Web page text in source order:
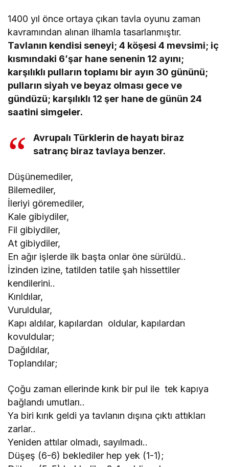
1400 yıl önce ortaya çıkan tavla oyunu zaman
kavramından alınan ilhamla tasarlanmıştır.
Tavlanın kendisi seneyi; 4 köşesi 4 mevsimi; iç
kısmındaki 6’şar hane senenin 12 ayını;
karşılıklı pulların toplamı bir ayın 30 gününü;
pulların siyah ve beyaz olması gece ve
gündüzü; karşılıklı 12 şer hane de günün 24
saatini simgeler.
Avrupalı Türklerin de hayatı biraz
satranç biraz tavlaya benzer.
Düşünemediler,
Bilemediler,
İleriyi göremediler,
Kale gibiydiler,
Fil gibiydiler,
At gibiydiler,
En ağır işlerde ilk başta onlar öne sürüldü..
İzinden izine, tatilden tatile şah hissettiler
kendilerini..
Kırıldılar,
Vuruldular,
Kapı aldılar, kapılardan oldular, kapılardan
kovuldular;
Dağıldılar,
Toplandılar;
Çoğu zaman ellerinde kırık bir pul ile tek kapıya
bağlandı umutları..
Ya biri kırık geldi ya tavlanın dışına çıktı attıkları
zarlar..
Yeniden attılar olmadı, sayılmadı..
Düşeş (6-6) beklediler hep yek (1-1);